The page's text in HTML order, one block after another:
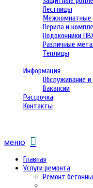
Лестницы
Межкомнатные
Перила и
Подоконники
Различные
Теплицы
Информация
Обслуживание
Вакансии
Рассрочка
Контакты
меню
Главная
Услуги ремонта
Ремонт